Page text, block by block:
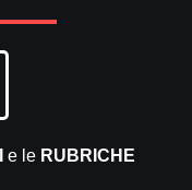
e le RUBRICHE